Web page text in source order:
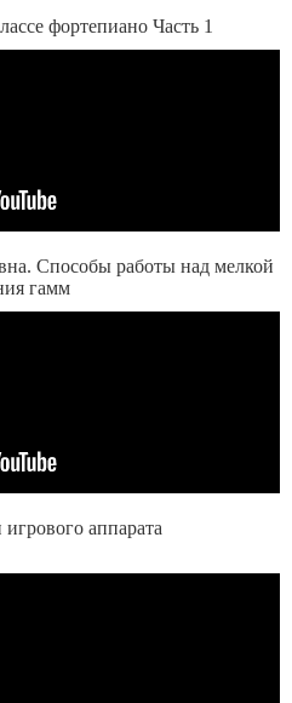
фортепиано Часть 1
Способы работы над мелкой
гамм
аппарата